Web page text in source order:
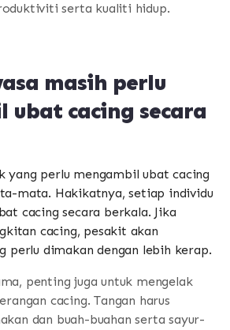
serta kualiti hidup.
masih perlu
ubat cacing secara
yang perlu mengambil ubat cacing
mata. Hakikatnya, setiap individu
cacing secara berkala. Jika
cacing, pesakit akan
perlu dimakan dengan lebih kerap.
penting juga untuk mengelak
cacing. Tangan harus
dan buah-buahan serta sayur-